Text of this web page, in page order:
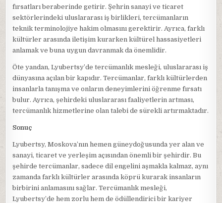
fırsatları beraberinde getirir. Şehrin sanayi ve ticaret
sektörlerindeki uluslararası iş birlikleri, tercümanların
teknik terminolojiye hakim olmasını gerektirir. Ayrıca, farklı
kültürler arasında iletişim kurarken kültürel hassasiyetleri
anlamak ve buna uygun davranmak da önemlidir.
Öte yandan, Lyubertsy’de tercümanlık mesleği, uluslararası iş
dünyasına açılan bir kapıdır. Tercümanlar, farklı kültürlerden
insanlarla tanışma ve onların deneyimlerini öğrenme fırsatı
bulur. Ayrıca, şehirdeki uluslararası faaliyetlerin artması,
tercümanlık hizmetlerine olan talebi de sürekli artırmaktadır.
Sonuç
Lyubertsy, Moskova’nın hemen güneydoğusunda yer alan ve
sanayi, ticaret ve yerleşim açısından önemli bir şehirdir. Bu
şehirde tercümanlar, sadece dil engelini aşmakla kalmaz, aynı
zamanda farklı kültürler arasında köprü kurarak insanların
birbirini anlamasını sağlar. Tercümanlık mesleği,
Lyubertsy’de hem zorlu hem de ödüllendirici bir kariyer